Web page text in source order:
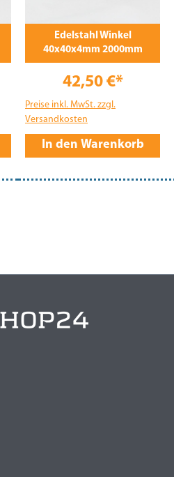
Edelstahl Winkel
40x40x4mm 2000mm
42,50 €*
Preise inkl. MwSt. zzgl.
Versandkosten
In den Warenkorb